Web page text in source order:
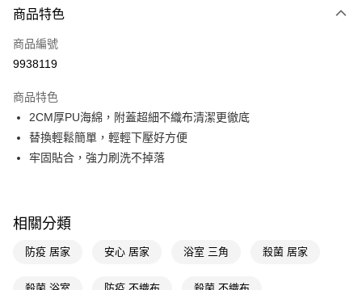
POYA支付
信用卡一次付款
LINE Pay
Apple Pay
Google Pay
相關說明
商品特色
商品編號
9938119
商品特色
2CM厚PU海綿，附蓋超細不織布清潔更徹底
替換輕鬆簡單，輕輕下壓好方便
牢固貼合，強力刷洗不掉落
相關分類
防疫 居家 安心 居家 浴室 三角 殺菌 居家